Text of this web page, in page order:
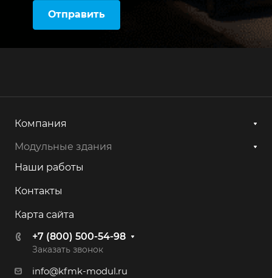
Отправить
Компания
Модульные здания
Наши работы
Контакты
Карта сайта
+7 (800) 500-54-98
Заказать звонок
info@kfmk-modul.ru